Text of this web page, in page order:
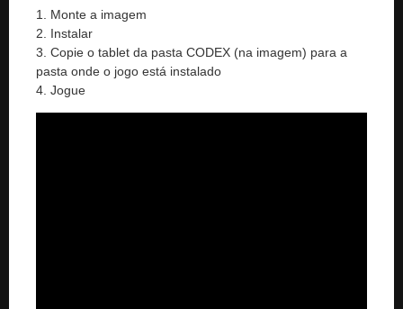
1. Monte a imagem
2. Instalar
3. Copie o tablet da pasta CODEX (na imagem) para a
pasta onde o jogo está instalado
4. Jogue